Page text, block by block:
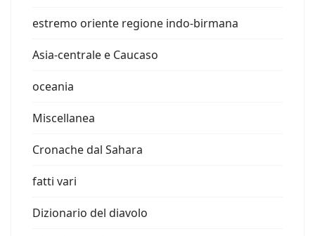
estremo oriente regione indo-birmana
Asia-centrale e Caucaso
oceania
Miscellanea
Cronache dal Sahara
fatti vari
Dizionario del diavolo